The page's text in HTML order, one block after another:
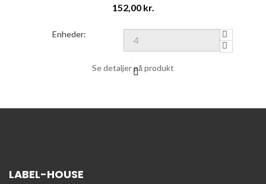
Pris
152,00 kr.
Enheder:
Se detaljer på produkt
LABEL-HOUSE